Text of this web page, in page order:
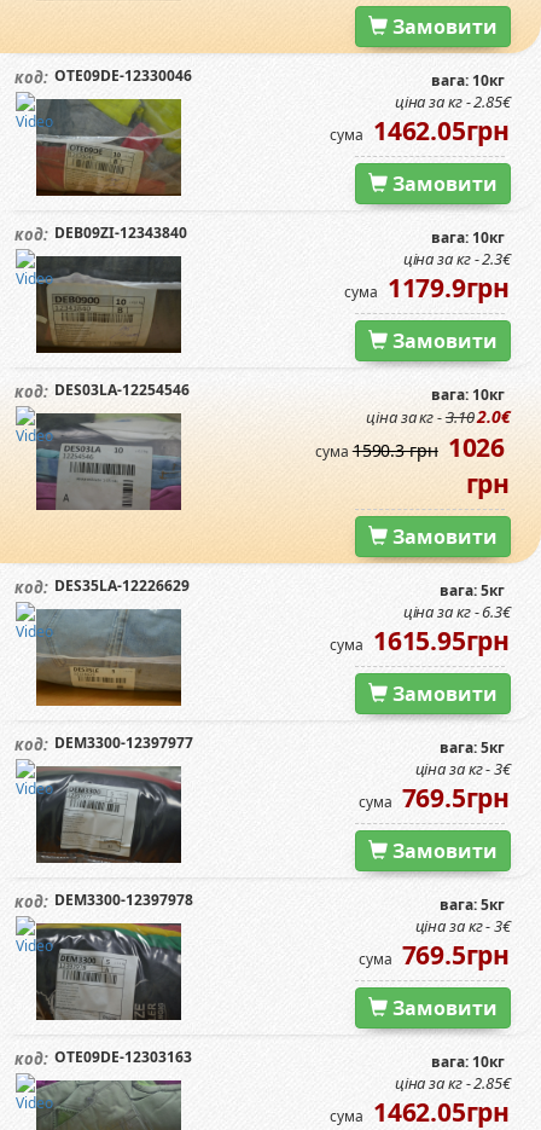
Замовити
код: OTE09DE-12330046 вага: 10кг
ціна за кг - 2.85€
сума 1462.05грн
Замовити
код: DEB09ZI-12343840 вага: 10кг
ціна за кг - 2.3€
сума 1179.9грн
Замовити
код: DES03LA-12254546 вага: 10кг
ціна за кг -3.102.0€
сума1590.3 грн 1026
грн
Замовити
код: DES35LA-12226629 вага: 5кг
ціна за кг - 6.3€
сума 1615.95грн
Замовити
код: DEM3300-12397977 вага: 5кг
ціна за кг - 3€
сума 769.5грн
Замовити
код: DEM3300-12397978 вага: 5кг
ціна за кг - 3€
сума 769.5грн
Замовити
код: OTE09DЕ-12303163 вага: 10кг
ціна за кг - 2.85€
сума 1462.05грн